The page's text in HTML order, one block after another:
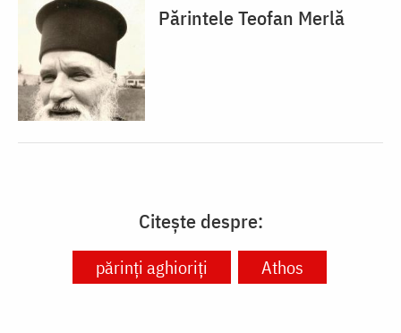
Părintele Teofan Merlă
Citește despre:
părinți aghioriți Athos